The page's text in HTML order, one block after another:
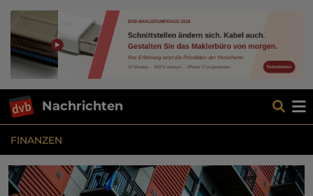
Nachrichten
FINANZEN